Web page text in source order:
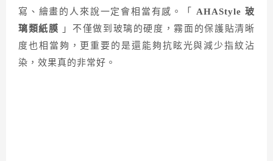
寫、繪畫的人來說一定會相當有感。「 AHAStyle 玻
璃類紙膜
」不僅做到玻璃的硬度，霧面的保護貼清晰
度也相當夠，更重要的是還能夠抗眩光與減少指紋沾
染，效果真的非常好。